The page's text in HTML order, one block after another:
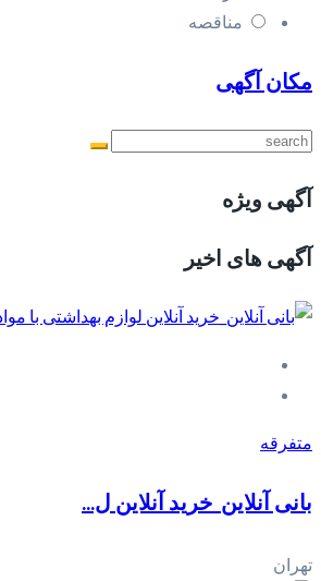
مناقصه
مکان آگهی
آگهی ویژه
آگهی های اخیر
متفرقه
بانی آنلاین_خرید آنلاین ل...
تهران